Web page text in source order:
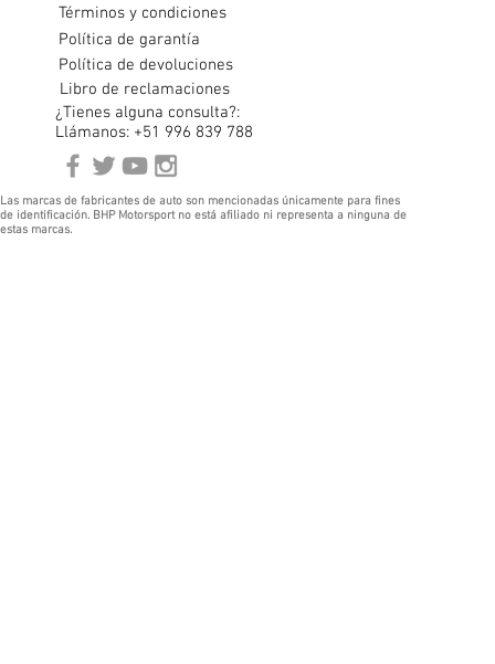
Términos y condiciones
Política de garantía
Política de devoluciones
Libro de reclamaciones
¿Tienes alguna consulta?:
Llámanos: +51 996 839 788
Las marcas de fabricantes de auto son mencionadas únicamente para fines
de identificación. BHP Motorsport no está afiliado ni representa a ninguna de
estas marcas.